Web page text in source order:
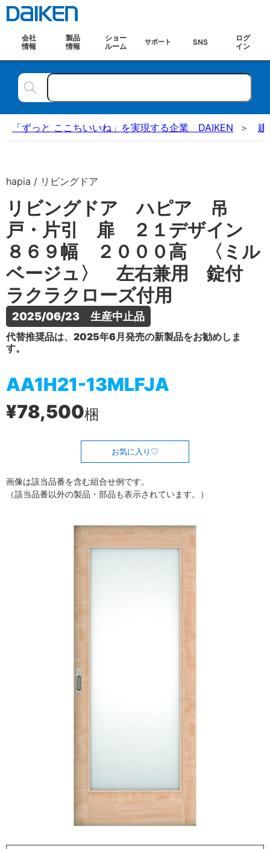
会社
情報
製品
情報
ショー
ルーム
サポート SNS
ログ
イン
「ずっと ここちいいね」を実現する企業 DAIKEN 建
hapia / リビングドア
リビングドア ハピア 吊
戸・片引 扉 ２１デザイン
８６９幅 ２０００高 〈ミル
ベージュ〉 左右兼用 錠付
ラクラクローズ付用
2025/06/23　生産中止品
代替推奨品は、2025年6月発売の新製品をお勧めしま
す。
AA1H21-13MLFJA
¥78,500梱
お気に入り
画像は該当品番を含む組合せ例です。
（該当品番以外の製品・部品も表示されています。）